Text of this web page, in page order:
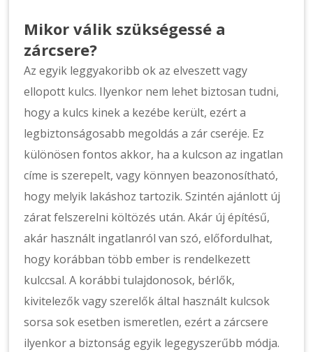
Mikor válik szükségessé a
zárcsere?
Az egyik leggyakoribb ok az elveszett vagy
ellopott kulcs. Ilyenkor nem lehet biztosan tudni,
hogy a kulcs kinek a kezébe került, ezért a
legbiztonságosabb megoldás a zár cseréje. Ez
különösen fontos akkor, ha a kulcson az ingatlan
címe is szerepelt, vagy könnyen beazonosítható,
hogy melyik lakáshoz tartozik. Szintén ajánlott új
zárat felszerelni költözés után. Akár új építésű,
akár használt ingatlanról van szó, előfordulhat,
hogy korábban több ember is rendelkezett
kulccsal. A korábbi tulajdonosok, bérlők,
kivitelezők vagy szerelők által használt kulcsok
sorsa sok esetben ismeretlen, ezért a zárcsere
ilyenkor a biztonság egyik legegyszerűbb módja.